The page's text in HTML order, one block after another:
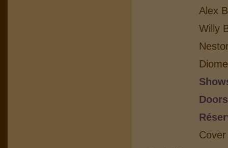
Alex
Willy